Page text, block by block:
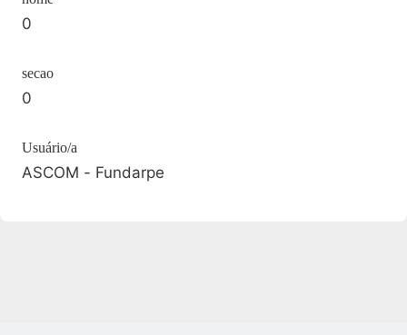
0
secao
0
Usuário/a
ASCOM - Fundarpe